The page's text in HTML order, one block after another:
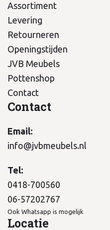
Assortiment
Levering
Retourneren
Openingstijden
JVB Meubels
Pottenshop
Contact
Contact
Email:
info@jvbmeubels.nl
Tel:
0418-700560
06-57202767
Ook Whatsapp is mogelijk
Locatie